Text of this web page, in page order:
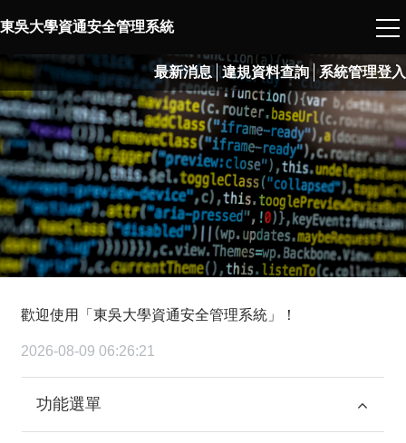
東吳大學資通安全管理系統
最新消息 違規資料查詢 系統管理登入
歡迎使用「東吳大學資通安全管理系統」！
2026-08-09 06:26:21
功能選單